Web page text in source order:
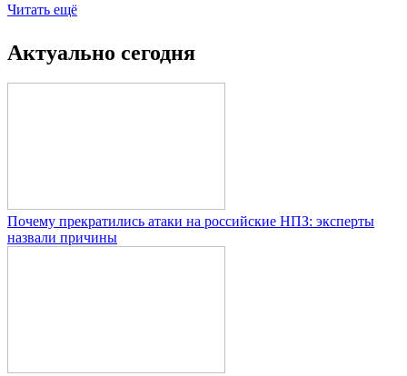
Читать ещё
Актуально сегодня
Почему прекратились атаки на российские НПЗ: эксперты
назвали причины